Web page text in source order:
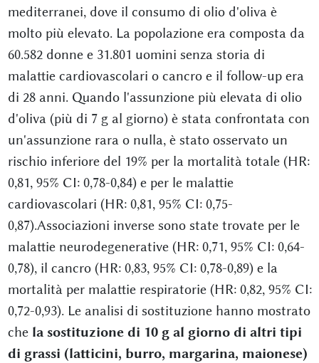
mediterranei, dove il consumo di olio d'oliva è
molto più elevato. La popolazione era composta da
60.582 donne e 31.801 uomini senza storia di
malattie cardiovascolari o cancro e il follow-up era
di 28 anni. Quando l'assunzione più elevata di olio
d'oliva (più di 7 g al giorno) è stata confrontata con
un'assunzione rara o nulla, è stato osservato un
rischio inferiore del 19% per la mortalità totale (HR:
0,81, 95% CI: 0,78-0,84) e per le malattie
cardiovascolari (HR: 0,81, 95% CI: 0,75-
0,87).Associazioni inverse sono state trovate per le
malattie neurodegenerative (HR: 0,71, 95% CI: 0,64-
0,78), il cancro (HR: 0,83, 95% CI: 0,78-0,89) e la
mortalità per malattie respiratorie (HR: 0,82, 95% CI:
0,72-0,93). Le analisi di sostituzione hanno mostrato
che la sostituzione di 10 g al giorno di altri tipi
di grassi (latticini, burro, margarina, maionese)